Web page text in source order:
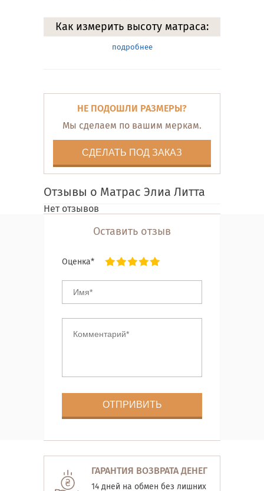
Как измерить высоту матраса:
подробнее
НЕ ПОДОШЛИ РАЗМЕРЫ?
Мы сделаем по вашим меркам.
СДЕЛАТЬ ПОД ЗАКАЗ
Отзывы о Матрас Элиа Литта
Нет отзывов
Оставить отзыв
Оценка*
ГАРАНТИЯ ВОЗВРАТА ДЕНЕГ
14 дней на обмен без лишних